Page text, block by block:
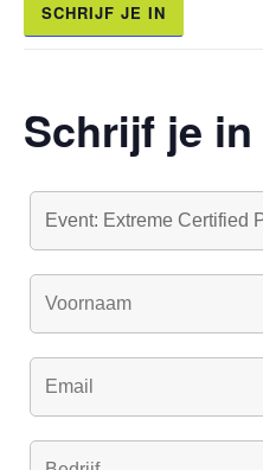
SCHRIJF JE IN
Schrijf je in